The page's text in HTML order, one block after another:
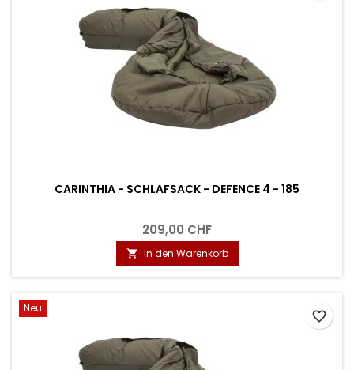
CARINTHIA - SCHLAFSACK - DEFENCE 4 - 185
209,00 CHF
 In den Warenkorb
Neu
favorite_border